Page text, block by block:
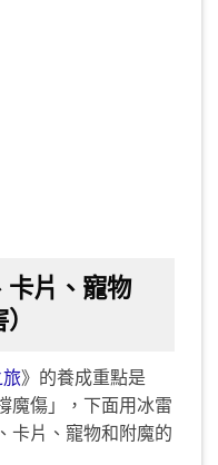
卡片、寵物
旅》的養成重點是
魔傷」，下面用冰雷
卡片、寵物和附魔的